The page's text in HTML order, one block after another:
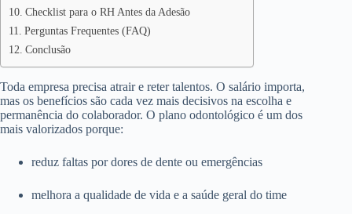
Checklist para o RH Antes da Adesão
Perguntas Frequentes (FAQ)
Conclusão
Toda empresa precisa atrair e reter talentos. O salário importa,
mas os benefícios são cada vez mais decisivos na escolha e
permanência do colaborador. O plano odontológico é um dos
mais valorizados porque:
reduz faltas por dores de dente ou emergências
melhora a qualidade de vida e a saúde geral do time